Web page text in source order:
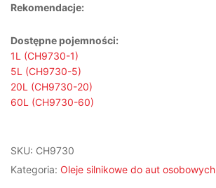
Rekomendacje:
Dostępne pojemności:
1L (CH9730-1)
5L (CH9730-5)
20L (CH9730-20)
60L (CH9730-60)
SKU: CH9730
Kategoria: Oleje silnikowe do aut osobowych